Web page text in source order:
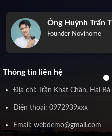
Ông Huỳnh Trấn
Founder Novihome
Thông tin liên hệ
Địa chỉ: Trần Khát Chân, Hai
Điện thoại: 0972939xxx
Email: webdemo@gmail.com